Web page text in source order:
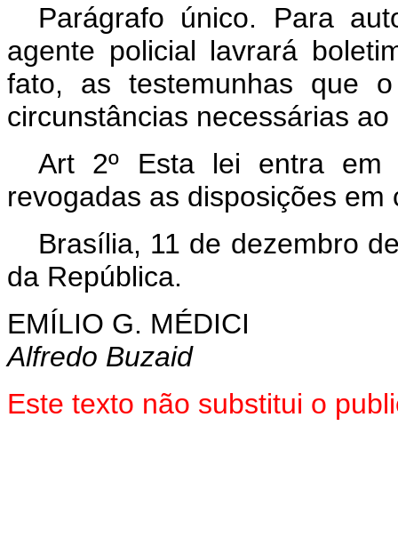
Parágrafo único. Para
agente policial lavrará
fato, as testemunhas que
circunstâncias necessárias
Art 2º Esta lei entra em
revogadas as disposições em
Brasília, 11 de dezembro
da República.
EMÍLIO G. MÉDICI
Alfredo Buzaid
Este texto não substitui o